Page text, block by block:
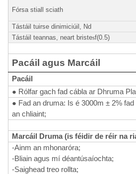
Fórsa stiall sciath
Tástáil tuirse dinimiciúil, Nd
Tástáil teannas, neart bristesf(0.5)
Pacáil agus Marcáil
Pacáil
● Rólfar gach fad cábla ar Dhruma
● Fad an druma: Is é 3000m ± 2%
an chliaint;
Marcáil Druma (is féidir de réir na
-Ainm an mhonaróra;
-Bliain agus mí déantúsaíochta;
-Saighead treo rollta;